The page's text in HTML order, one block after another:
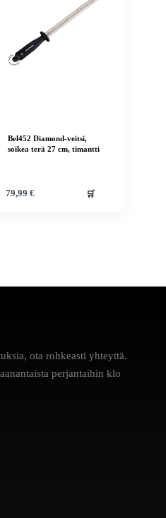
Bel452 Diamond-veitsi,
soikea terä 27 cm, timantti
79,99 € 🛒
ota rohkeasti yhteyttä.
perjantaihin klo